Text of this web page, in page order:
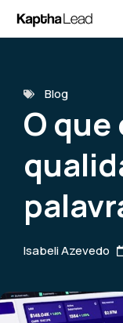
Blog
O que
Isabeli Azevedo